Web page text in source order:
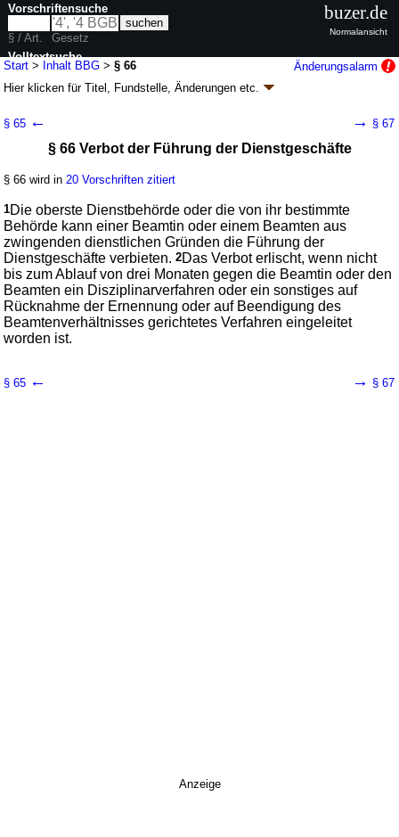
Start > Inhalt BBG >§ 66
Änderungsalarm
Hier klicken fürTitel, Fundstelle, Änderungen etc.
G. v. 03.07.2026BGBl. 2026 I Nr. 199
34 weitere Fassungen | Drucksachen / Entwurf / Begründung
Abschnitt 6 Rechtliche Stellung im Beamtenverhältnis
Unterabschnitt 1 Allgemeine Pflichten und Rechte
§ 65 ← → § 67
§ 66 Verbot der Führung der Dienstgeschäfte
§ 66 wird in 20 Vorschriften zitiert
1Die oberste Dienstbehörde oder die von ihr bestimmte
Behörde kann einer Beamtin oder einem Beamten aus
zwingenden dienstlichen Gründen die Führung der
Dienstgeschäfte verbieten.2Das Verbot erlischt, wenn nicht
bis zum Ablauf von drei Monaten gegen die Beamtin oder den
Beamten ein Disziplinarverfahren oder ein sonstiges auf
Rücknahme der Ernennung oder auf Beendigung des
Beamtenverhältnisses gerichtetes Verfahren eingeleitet
worden ist.
§ 65 ← → § 67
Anzeige
Vorschriftensuche
§ / Art.
Gesetz
Volltextsuche
nur in BBG
buzer.de
Normalansicht